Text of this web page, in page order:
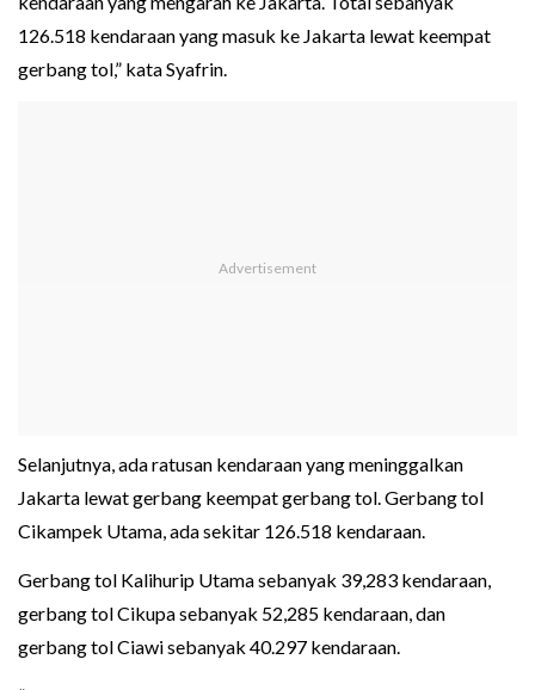
126.518 kendaraan yang masuk ke Jakarta lewat keempat
gerbang tol,” kata Syafrin.
Selanjutnya, ada ratusan kendaraan yang meninggalkan
Jakarta lewat gerbang keempat gerbang tol. Gerbang tol
Cikampek Utama, ada sekitar 126.518 kendaraan.
Gerbang tol Kalihurip Utama sebanyak 39,283 kendaraan,
gerbang tol Cikupa sebanyak 52,285 kendaraan, dan
gerbang tol Ciawi sebanyak 40.297 kendaraan.